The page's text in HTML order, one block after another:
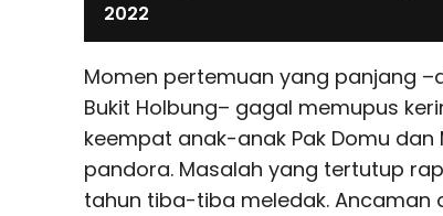
2022
Momen pertemuan yang panjang
Bukit Holbung– gagal memupus
keempat anak-anak Pak Domu
pandora. Masalah yang tertutup
tahun tiba-tiba meledak. Ancaman